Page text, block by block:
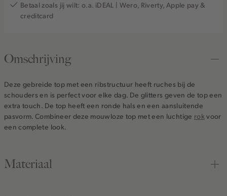
Betaal zoals jij wilt: o.a. iDEAL | Wero, Riverty, Apple pay &
creditcard
Omschrijving
Deze gebreide top met een ribstructuur heeft ruches bij de
schouders en is perfect voor elke dag. De glitters geven de top een
extra touch. De top heeft een ronde hals en een aansluitende
pasvorm. Combineer deze mouwloze top met een luchtige rok voor
een complete look.
Materiaal